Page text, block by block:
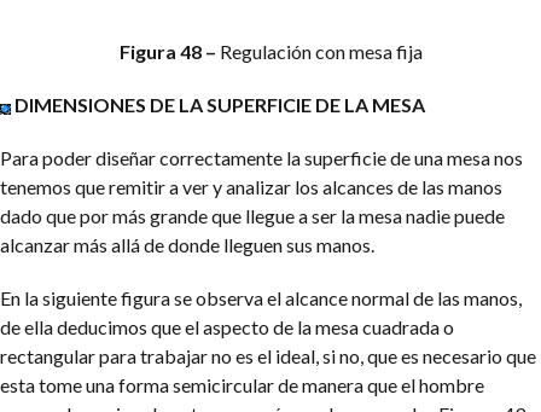
Figura 48 – Regulación con mesa fija
DIMENSIONES DE LA SUPERFICIE DE LA MESA
Para poder diseñar correctamente la superficie de una mesa nos
tenemos que remitir a ver y analizar los alcances de las manos
dado que por más grande que llegue a ser la mesa nadie puede
alcanzar más allá de donde lleguen sus manos.
En la siguiente figura se observa el alcance normal de las manos,
de ella deducimos que el aspecto de la mesa cuadrada o
rectangular para trabajar no es el ideal, si no, que es necesario que
esta tome una forma semicircular de manera que el hombre